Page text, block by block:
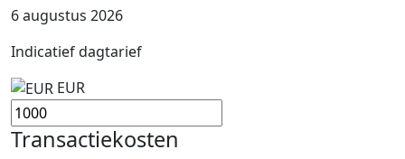
6 augustus 2026
Indicatief dagtarief
EUR
Transactiekosten